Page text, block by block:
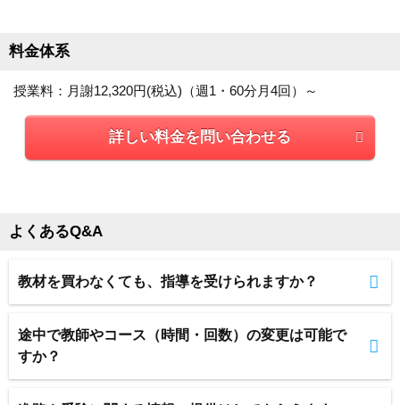
目的
苦手克服
目的の達成度
－
成績変化
STAY
運営者に通知
（資料請求）
料金体系
授業料：月謝12,320円(税込)（週1・60分月4回）～
詳しい料金を問い合わせる
よくあるQ&A
教材を買わなくても、指導を受けられますか？
途中で教師やコース（時間・回数）の変更は可能で
すか？